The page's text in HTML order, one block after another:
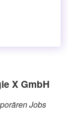
X GmbH
Jobs